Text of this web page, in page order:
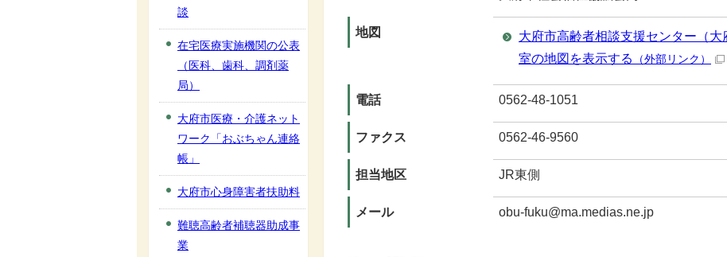
地図
大府市高齢者相談支援センター（
室の地図を表示する
（外部リンク）
電話 0562-48-1051
ファクス 0562-46-9560
担当地区 JR東側
メール obu-fuku@ma.medias.ne.jp
談
在宅医療実施機関の公表
（医科、歯科、調剤薬
局）
大府市医療・介護ネット
ワーク「おぶちゃん連絡
帳」
大府市心身障害者扶助料
難聴高齢者補聴器助成事
業